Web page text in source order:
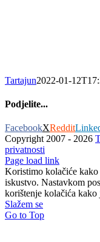
Tartajun2022-01-
Podjelite...
FacebookXReddit
Copyright 2007 - 2026
privatnosti
Page load link
Koristimo kolačiće
iskustvo. Nastavkom
korištenje kolačića kako
Slažem se
Go to Top